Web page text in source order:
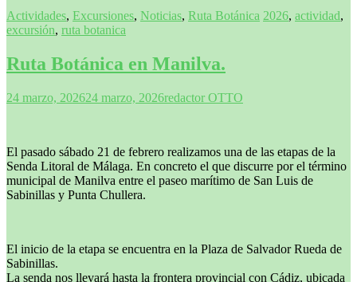
Actividades, Excursiones, Noticias, Ruta Botánica 2026, actividad,
excursión, ruta botanica
Ruta Botánica en Manilva.
24 marzo, 202624 marzo, 2026redactor OTTO
El pasado sábado 21 de febrero realizamos una de las etapas de la
Senda Litoral de Málaga. En concreto el que discurre por el término
municipal de Manilva entre el paseo marítimo de San Luis de
Sabinillas y Punta Chullera.
El inicio de la etapa se encuentra en la Plaza de Salvador Rueda de
Sabinillas.
La senda nos llevará hasta la frontera provincial con Cádiz, ubicada